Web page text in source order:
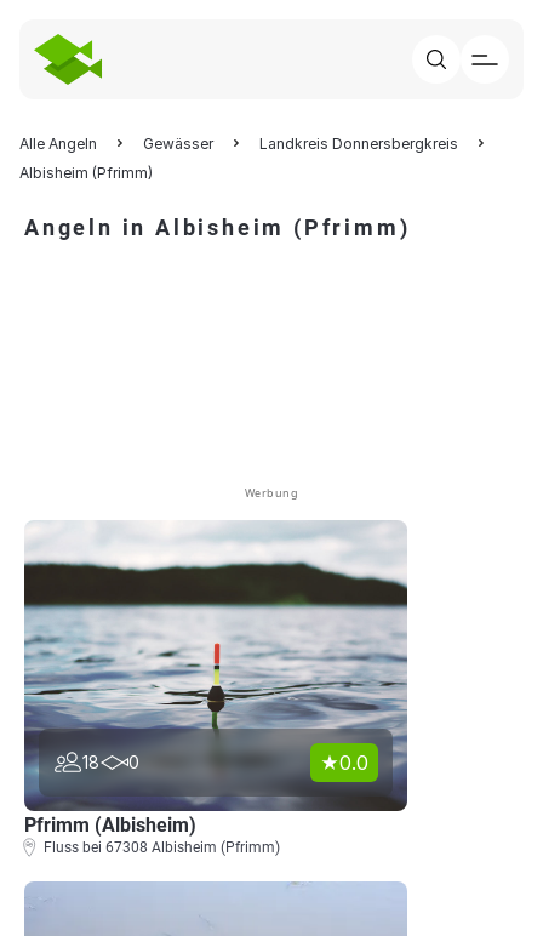
Alle Angeln Gewässer
Landkreis Donnersbergkreis
Albisheim (Pfrimm)
Angeln in Albisheim (Pfrimm)
Werbung
18 0 0.0
Pfrimm (Albisheim)
Fluss bei 67308 Albisheim (Pfrimm)